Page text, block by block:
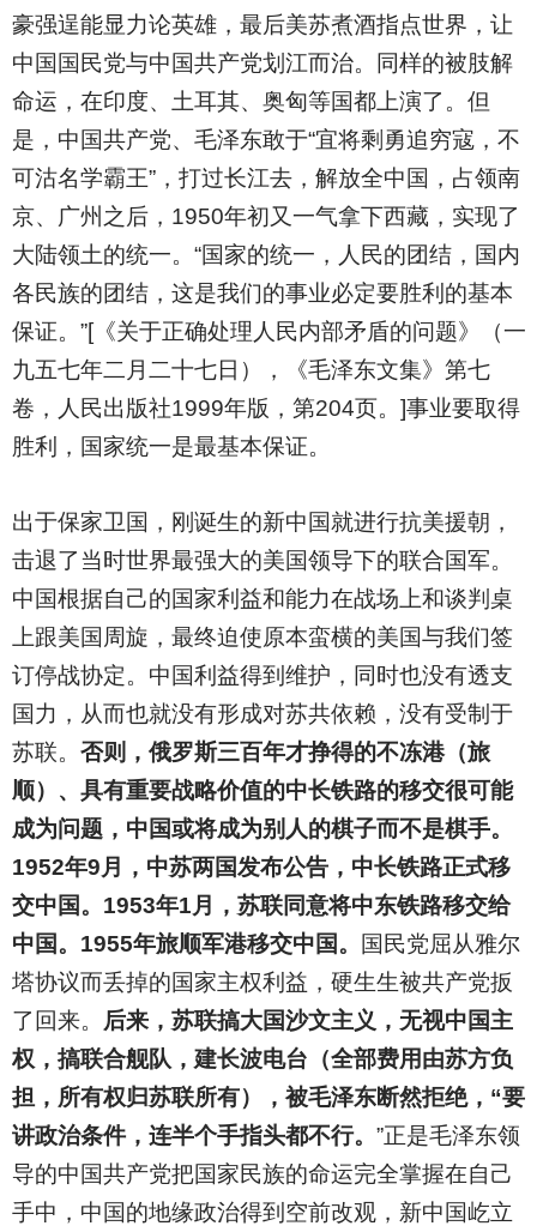
豪强逞能显力论英雄，最后美苏煮酒指点世界，让
中国国民党与中国共产党划江而治。同样的被肢解
命运，在印度、土耳其、奥匈等国都上演了。但
是，中国共产党、毛泽东敢于“宜将剩勇追穷寇，不
可沽名学霸王”，打过长江去，解放全中国，占领南
京、广州之后，1950年初又一气拿下西藏，实现了
大陆领土的统一。“国家的统一，人民的团结，国内
各民族的团结，这是我们的事业必定要胜利的基本
保证。”[《关于正确处理人民内部矛盾的问题》（一
九五七年二月二十七日），《毛泽东文集》第七
卷，人民出版社1999年版，第204页。]事业要取得
胜利，国家统一是最基本保证。
出于保家卫国，刚诞生的新中国就进行抗美援朝，
击退了当时世界最强大的美国领导下的联合国军。
中国根据自己的国家利益和能力在战场上和谈判桌
上跟美国周旋，最终迫使原本蛮横的美国与我们签
订停战协定。中国利益得到维护，同时也没有透支
国力，从而也就没有形成对苏共依赖，没有受制于
苏联。 否则，俄罗斯三百年才挣得的不冻港（旅
顺）、具有重要战略价值的中长铁路的移交很可能
成为问题，中国或将成为别人的棋子而不是棋手。
1952年9月，中苏两国发布公告，中长铁路正式移
交中国。1953年1月，苏联同意将中东铁路移交给
中国。1955年旅顺军港移交中国。
国民党屈从雅尔
塔协议而丢掉的国家主权利益，硬生生被共产党扳
了回来。
后来，苏联搞大国沙文主义，无视中国主
权，搞联合舰队，建长波电台（全部费用由苏方负
担，所有权归苏联所有），被毛泽东断然拒绝，“要
讲政治条件，连半个手指头都不行。 ”正是毛泽东领
导的中国共产党把国家民族的命运完全掌握在自己
手中，中国的地缘政治得到空前改观，新中国屹立